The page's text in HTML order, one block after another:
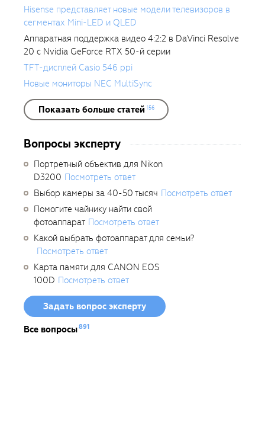
Hisense представляет новые модели телевизоров в
сегментах Mini-LED и QLED
Аппаратная поддержка видео 4:2:2 в DaVinci Resolve
20 с Nvidia GeForce RTX 50-й серии
TFT-дисплей Casio 546 ppi
Новые мониторы NEC MultiSync
Показать больше статей 156
Вопросы эксперту
Портретный объектив для Nikon
D3200 Посмотреть ответ
Выбор камеры за 40-50 тысяч Посмотреть ответ
Помогите чайнику найти свой
фотоаппарат Посмотреть ответ
Какой выбрать фотоаппарат для семьи?
Посмотреть ответ
Карта памяти для CANON EOS
100D Посмотреть ответ
Задать вопрос эксперту
Все вопросы891